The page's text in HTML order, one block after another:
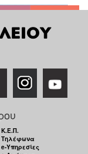
Κ.Ε.Π.
Τηλέφωνα
e-Υπηρεσίες